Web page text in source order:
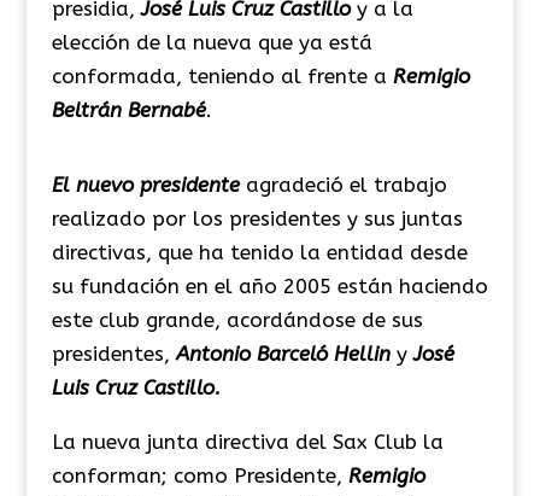
presidia,José Luis Cruz Castilloy a la
elección de la nueva que ya está
conformada, teniendo al frente a Remigio
Beltrán Bernabé.
El nuevo presidenteagradeció el trabajo
realizado por los presidentes y sus juntas
directivas, que ha tenido la entidad desde
su fundación en el año 2005 están haciendo
este club grande, acordándose de sus
presidentes,Antonio Barceló Hellin yJosé
Luis Cruz Castillo.
La nueva junta directiva del Sax Club la
conforman; como Presidente, Remigio